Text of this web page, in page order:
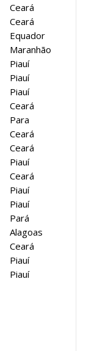
Ceará
Ceará
Equador
Maranhão
Piauí
Piauí
Piauí
Ceará
Para
Ceará
Ceará
Piauí
Ceará
Piauí
Piauí
Pará
Alagoas
Ceará
Piauí
Piauí